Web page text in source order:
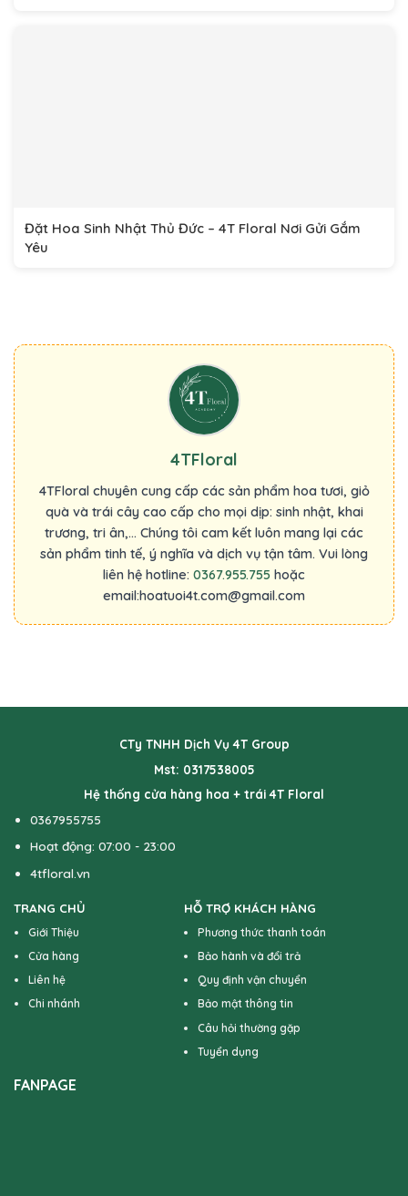
Đặt Hoa Sinh Nhật Thủ Đức – 4T Floral Nơi Gửi Gắm
Yêu
4TFloral
4TFloral chuyên cung cấp các sản phẩm hoa tươi, giỏ
quà và trái cây cao cấp cho mọi dịp: sinh nhật, khai
trương, tri ân,... Chúng tôi cam kết luôn mang lại các
sản phẩm tinh tế, ý nghĩa và dịch vụ tận tâm. Vui lòng
liên hệ hotline: 0367.955.755 hoặc
email:hoatuoi4t.com@gmail.com
CTy TNHH Dịch Vụ 4T Group
Mst: 0317538005
Hệ thống cửa hàng hoa + trái 4T Floral
0367955755
Hoạt động: 07:00 - 23:00
4tfloral.vn
TRANG CHỦ
Giới Thiệu
Cửa hàng
Liên hệ
Chi nhánh
HỖ TRỢ KHÁCH HÀNG
Phương thức thanh toán
Bảo hành và đổi trả
Quy định vận chuyển
Bảo mật thông tin
Câu hỏi thường gặp
Tuyển dụng
FANPAGE